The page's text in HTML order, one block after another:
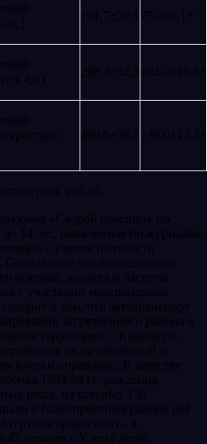
ед.)
191,7±20,1 75,0±0,1*
ед.)
298,3±34,2 104,0±10,6*
400,0±38,7 130,0±13,3*
р<0,05
вызовов «Скорой помощи» по
до 14 лет, выявленная по журналам
с учетом плотности
Совпадение зон повышенного
покрова, воздуха и частоты
с участками максимальной
о том, что автотранспорт
загрязненного района в
территории г. Кирова по
на загрязненный и
оправдано. В качестве
1993-94 гг. рождения,
школ, из которых 156
в благоприятном районе (84
(группа сравнения) – в
47 девочек). У этих детей